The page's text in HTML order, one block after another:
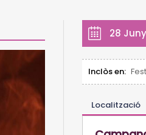
28
Inclòs en:
Localització